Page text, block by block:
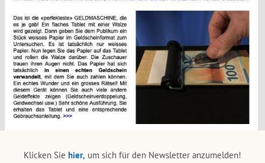
Klicken Sie hier, um sich für den Newsletter anzumelden!